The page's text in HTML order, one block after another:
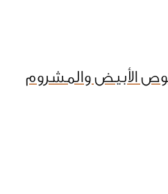
الأبيض والمشروم